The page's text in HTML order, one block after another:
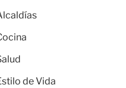
de Vida